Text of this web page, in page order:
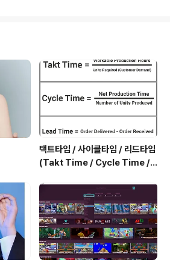
늦어도 같이 있어 줘요 여
인 집에 가지 마요 나만의
을 피하지 말아요 그대의
걱정하지 마요 나만의 여
피하지 말아요 그대와 입
택트타임 / 사이클타임 / 리드타임
(Takt Time / Cycle Time / L